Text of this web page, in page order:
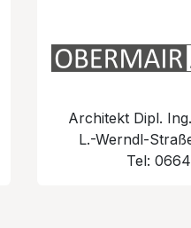
Architekt Dipl.
L.-Werndl-
Tel: